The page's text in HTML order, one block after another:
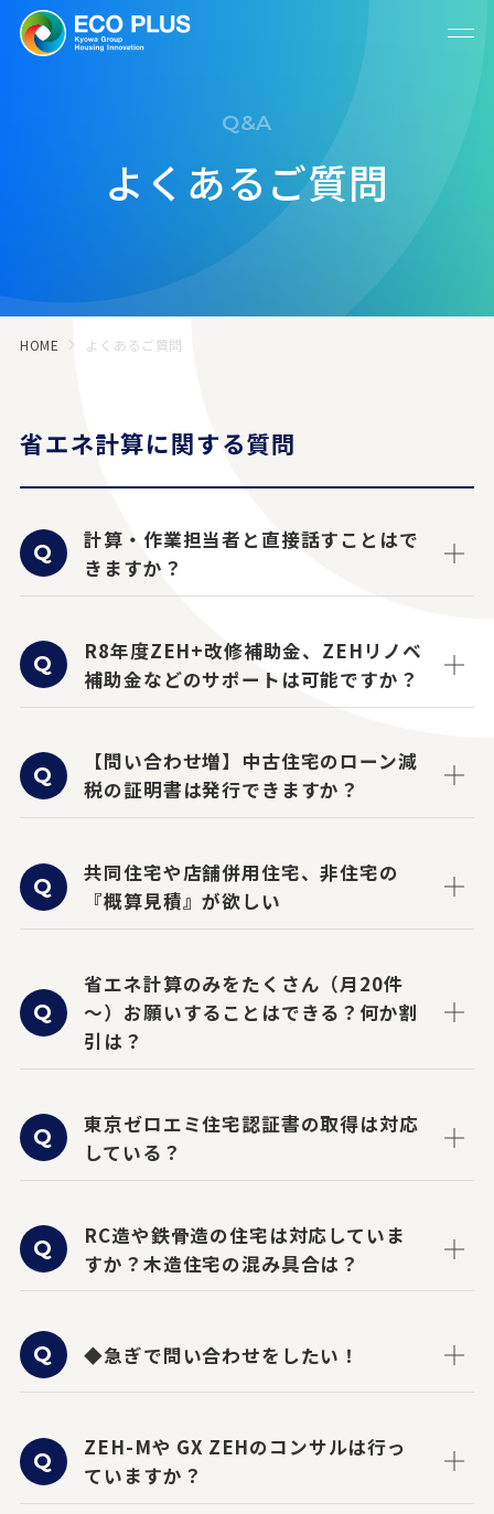
Q&A
よくあるご質問
HOME よくあるご質問
省エネ計算に関する質問
計算・作業担当者と直接話すことはで
きますか？
R8年度ZEH+改修補助金、ZEHリノベ
補助金などのサポートは可能ですか？
【問い合わせ増】中古住宅のローン減
税の証明書は発行できますか？
共同住宅や店舗併用住宅、非住宅の
『概算見積』が欲しい
省エネ計算のみをたくさん（月20件
～）お願いすることはできる？何か割
引は？
東京ゼロエミ住宅認証書の取得は対応
している？
RC造や鉄骨造の住宅は対応していま
すか？木造住宅の混み具合は？
◆急ぎで問い合わせをしたい！
ZEH-Mや GX ZEHのコンサルは行っ
ていますか？